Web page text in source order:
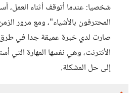
شخصيا: عندما أتوقف أثناء العمل،
المحترفون بالأشياء"، ومع مرور
صارت لدي خبرة عميقة جدا في طرق
الأنترنت، وهي نفسها المهارة التي
إلى حل المشكلة.